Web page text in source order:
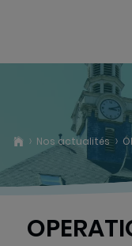
Nos actualités